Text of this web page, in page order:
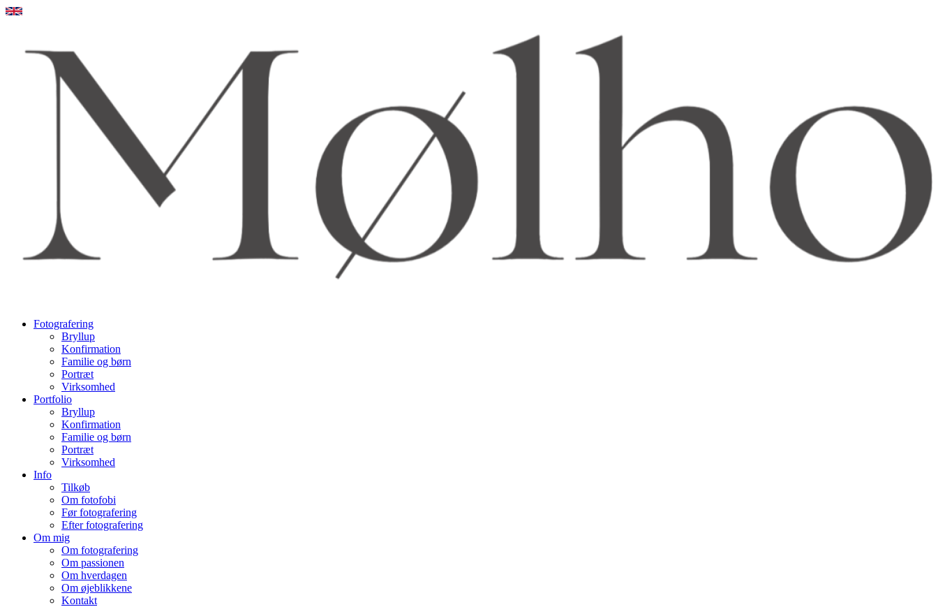
Videre
Fotografering
Bryllup
Konfirmation
Familie og børn
Portræt
Virksomhed
Portfolio
Bryllup
Konfirmation
Familie og børn
Portræt
Virksomhed
Info
Tilkøb
Om fotofobi
Før fotografering
Efter fotografering
Om mig
Om fotografering
Om passionen
Om hverdagen
Om øjeblikkene
Kontakt